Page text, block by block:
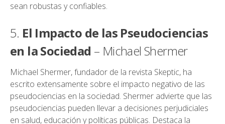
sean robustas y confiables.
5. El Impacto de las Pseudociencias
en la Sociedad – Michael Shermer
Michael Shermer, fundador de la revista Skeptic, ha
escrito extensamente sobre el impacto negativo de las
pseudociencias en la sociedad. Shermer advierte que las
pseudociencias pueden llevar a decisiones perjudiciales
en salud, educación y políticas públicas. Destaca la